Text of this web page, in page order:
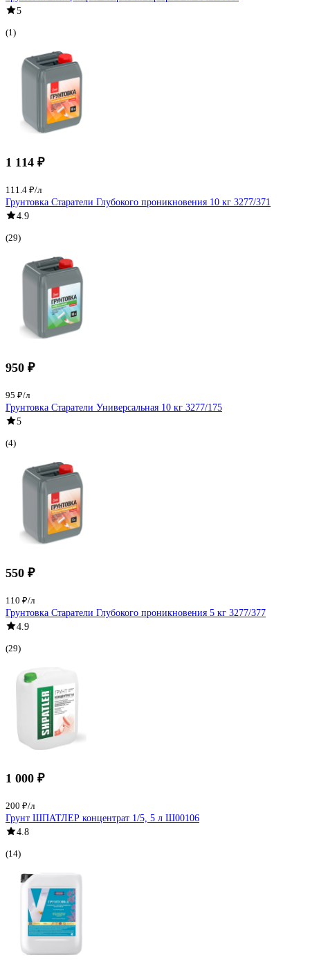
5
(1)
1 114 ₽
111.4 ₽/л
Грунтовка Старатели Глубокого проникновения 10 кг 3277/371
4.9
(29)
950 ₽
95 ₽/л
Грунтовка Старатели Универсальная 10 кг 3277/175
5
(4)
550 ₽
110 ₽/л
Грунтовка Старатели Глубокого проникновения 5 кг 3277/377
4.9
(29)
1 000 ₽
200 ₽/л
Грунт ШПАТЛЕР концентрат 1/5, 5 л Ш00106
4.8
(14)